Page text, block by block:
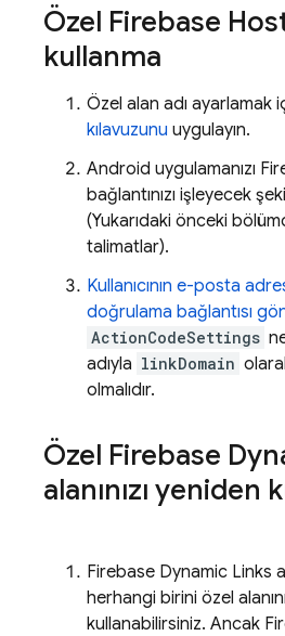
Özel Firebase
kullanma
Özel alan adı ayarlamak
kılavuzunu uygulayın.
Android uygulamanızı
bağlantınızı işleyecek
(Yukarıdaki önceki
talimatlar).
Kullanıcının e-posta
doğrulama bağlantısı
ActionCodeSettings
adıyla linkDomain
olmalıdır.
Özel Firebase
alanınızı yeniden
Firebase Dynamic Links
herhangi birini özel
kullanabilirsiniz. Ancak